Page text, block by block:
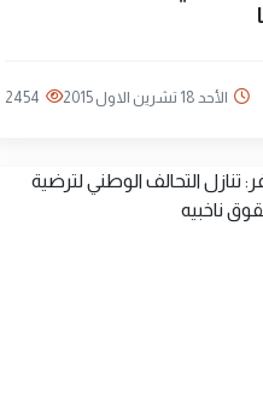
الأحد 18 تشرين الاول 2015 2454